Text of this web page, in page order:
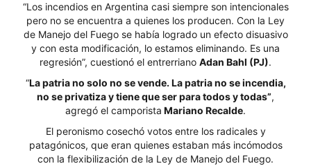
“Los incendios en Argentina casi siempre son intencionales
pero no se encuentra a quienes los producen. Con la Ley
de Manejo del Fuego se había logrado un efecto disuasivo
y con esta modificación, lo estamos eliminando. Es una
regresión”, cuestionó el entrerriano Adan Bahl (PJ).
“La patria no solo no se vende. La patria no se incendia,
no se privatiza y tiene que ser para todos y todas”,
agregó el camporista Mariano Recalde.
El peronismo cosechó votos entre los radicales y
patagónicos, que eran quienes estaban más incómodos
con la flexibilización de la Ley de Manejo del Fuego.